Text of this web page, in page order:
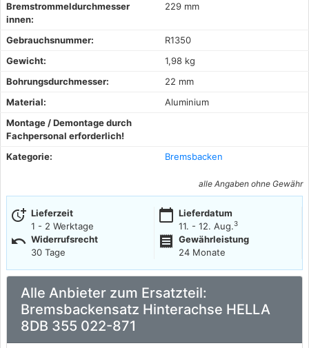
Bremstrommeldurchmesser
innen:
229 mm
Gebrauchsnummer:
R1350
Gewicht:
1,98 kg
Bohrungsdurchmesser:
22 mm
Material:
Aluminium
Montage / Demontage durch
Fachpersonal erforderlich!
Kategorie:
Bremsbacken
alle Angaben ohne Gewähr
more_time Lieferzeit
1 - 2 Werktage
calendar_today Lieferdatum
11. - 12. Aug.3
undo Widerrufsrecht
30 Tage
receipt
Gewährleistung
24 Monate
Alle Anbieter zum Ersatzteil:
Bremsbackensatz Hinterachse HELLA
8DB 355 022-871